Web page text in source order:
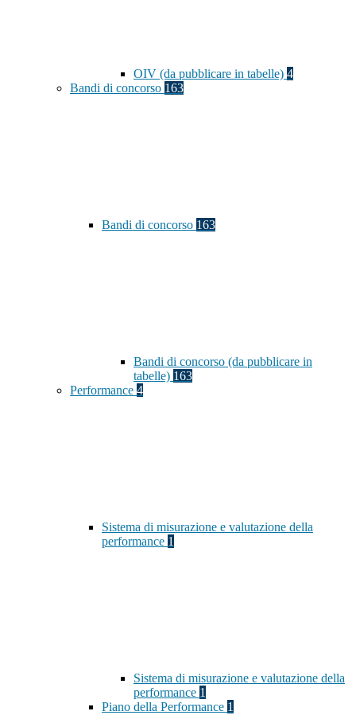
OIV (da pubblicare in tabelle) 4
Bandi di concorso 163
Bandi di concorso 163
Bandi di concorso (da pubblicare in
tabelle) 163
Performance 4
Sistema di misurazione e valutazione della
performance 1
Sistema di misurazione e valutazione della
performance 1
Piano della Performance 1